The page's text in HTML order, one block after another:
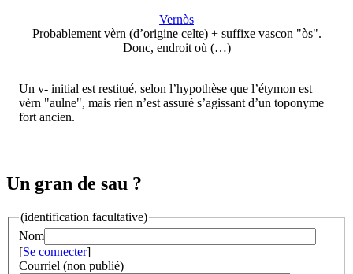
Vernòs
Probablement vèrn (d’origine celte) + suffixe vascon "òs".
Donc, endroit où (…)
Un v- initial est restitué, selon l’hypothèse que l’étymon est
vèrn "aulne", mais rien n’est assuré s’agissant d’un toponyme
fort ancien.
Un gran de sau ?
(identification facultative)
Nom
[Se connecter]
Courriel (non publié)